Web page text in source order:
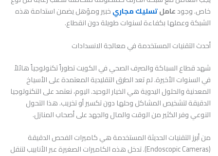
خاص. وجودعاملتسليك مجاريخبير ومؤهل يضمن استدامة هذه
الشبكة وعملها بكفاءة لسنوات طويلة دون انقطاع.
أحدث التقنيات المستخدمة في معالجة الانسدادات
شهد قطاع السباكة والصرف الصحي في الكويت تطوراً تكنولوجياً هائلاً
في السنوات الأخيرة. لم تعد الطرق التقليدية المعتمدة على الأسياخ
المعدنية والحلول اليدوية هي الخيار الوحيد. اليوم، نعتمد على التكنولوجيا
الدقيقة لتشخيص المشاكل وحلها دون تكسير أو تخريب. هذا التحول
النوعي وفر الكثير من الوقت والمال والجهد على أصحاب المنازل.
من أبرز التقنيات الحديثة المستخدمة هي كاميرات الفحص الدقيقة
(Endoscopic Cameras). تدخل هذه الكاميرات الصغيرة عبر الأنابيب لتنقل